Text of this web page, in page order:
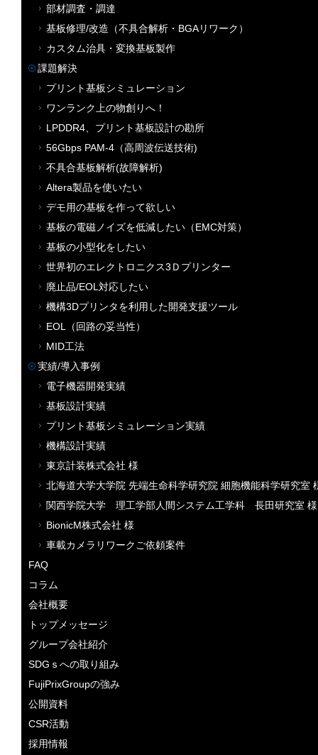
部材調査・調達
基板修理/改造（不具合解析・BGAリワーク）
カスタム治具・変換基板製作
課題解決
プリント基板シミュレーション
ワンランク上の物創りへ！
LPDDR4、プリント基板設計の勘所
56Gbps PAM-4（高周波伝送技術)
不具合基板解析(故障解析)
Altera製品を使いたい
デモ用の基板を作って欲しい
基板の電磁ノイズを低減したい（EMC対策）
基板の小型化をしたい
世界初のエレクトロニクス3Ｄプリンター
廃止品/EOL対応したい
機構3Dプリンタを利用した開発支援ツール
EOL（回路の妥当性）
MID工法
実績/導入事例
電子機器開発実績
基板設計実績
プリント基板シミュレーション実績
機構設計実績
東京計装株式会社 様
北海道大学大学院 先端生命科学研究院 細胞機能科学研究室
関西学院大学 理工学部人間システム工学科 長田研究室 様
BionicM株式会社 様
車載カメラリワークご依頼案件
FAQ
コラム
会社概要
トップメッセージ
グループ会社紹介
SDGｓへの取り組み
FujiPrixGroupの強み
公開資料
CSR活動
採用情報